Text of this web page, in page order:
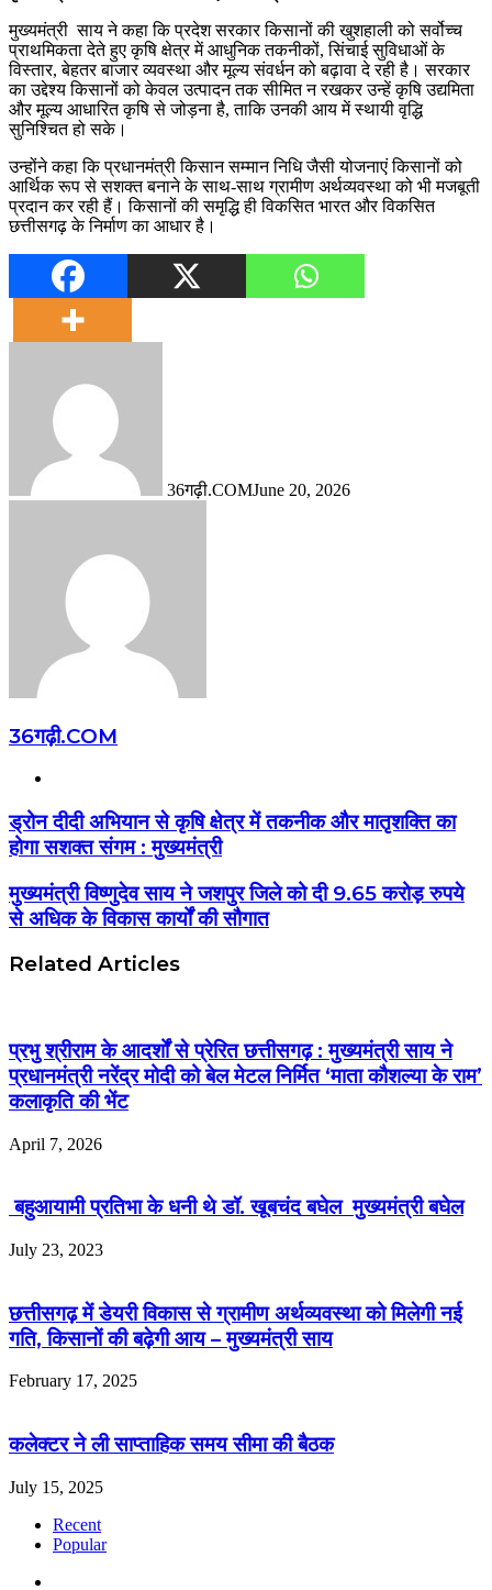
मुख्यमंत्री साय ने कहा कि प्रदेश सरकार किसानों की खुशहाली को सर्वोच्च
प्राथमिकता देते हुए कृषि क्षेत्र में आधुनिक तकनीकों, सिंचाई सुविधाओं के
विस्तार, बेहतर बाजार व्यवस्था और मूल्य संवर्धन को बढ़ावा दे रही है। सरकार
का उद्देश्य किसानों को केवल उत्पादन तक सीमित न रखकर उन्हें कृषि उद्यमिता
और मूल्य आधारित कृषि से जोड़ना है, ताकि उनकी आय में स्थायी वृद्धि
सुनिश्चित हो सके।
उन्होंने कहा कि प्रधानमंत्री किसान सम्मान निधि जैसी योजनाएं किसानों को
आर्थिक रूप से सशक्त बनाने के साथ-साथ ग्रामीण अर्थव्यवस्था को भी मजबूती
प्रदान कर रही हैं। किसानों की समृद्धि ही विकसित भारत और विकसित
छत्तीसगढ़ के निर्माण का आधार है।
36गढ़ी.COMJune 20, 2026
36गढ़ी.COM
ड्रोन दीदी अभियान से कृषि क्षेत्र में तकनीक और मातृशक्ति का
होगा सशक्त संगम : मुख्यमंत्री
मुख्यमंत्री विष्णुदेव साय ने जशपुर जिले को दी 9.65 करोड़ रुपये
से अधिक के विकास कार्यों की सौगात
Related Articles
प्रभु श्रीराम के आदर्शों से प्रेरित छत्तीसगढ़ : मुख्यमंत्री साय ने
प्रधानमंत्री नरेंद्र मोदी को बेल मेटल निर्मित ‘माता कौशल्या के राम’
कलाकृति की भेंट
April 7, 2026
बहुआयामी प्रतिभा के धनी थे डॉ. खूबचंद बघेल मुख्यमंत्री बघेल
July 23, 2023
छत्तीसगढ़ में डेयरी विकास से ग्रामीण अर्थव्यवस्था को मिलेगी नई
गति, किसानों की बढ़ेगी आय – मुख्यमंत्री साय
February 17, 2025
कलेक्टर ने ली साप्ताहिक समय सीमा की बैठक
July 15, 2025
Recent
Popular